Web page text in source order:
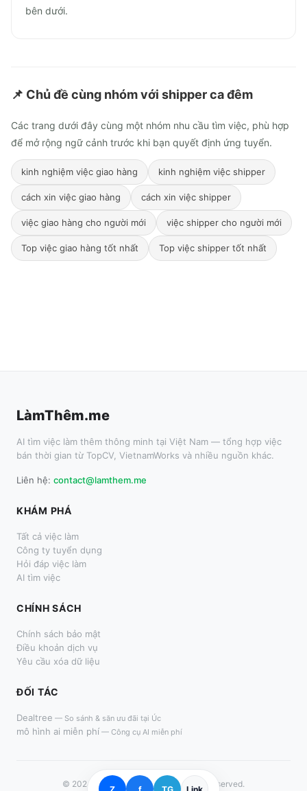
bên dưới.
📌 Chủ đề cùng nhóm với shipper ca đêm
Các trang dưới đây cùng một nhóm nhu cầu tìm việc, phù hợp
để mở rộng ngữ cảnh trước khi bạn quyết định ứng tuyển.
kinh nghiệm việc giao hàng kinh nghiệm việc shipper
cách xin việc giao hàng cách xin việc shipper
việc giao hàng cho người mới việc shipper cho người mới
Top việc giao hàng tốt nhất Top việc shipper tốt nhất
Z f TG Link
LàmThêm.me
AI tìm việc làm thêm thông minh tại Việt Nam — tổng hợp việc
bán thời gian từ TopCV, VietnamWorks và nhiều nguồn khác.
Liên hệ: contact@lamthem.me
KHÁM PHÁ
Tất cả việc làm
Công ty tuyển dụng
Hỏi đáp việc làm
AI tìm việc
CHÍNH SÁCH
Chính sách bảo mật
Điều khoản dịch vụ
Yêu cầu xóa dữ liệu
ĐỐI TÁC
Dealtree — So sánh & săn ưu đãi tại Úc
mô hình ai miễn phí — Công cụ AI miễn phí
© 2024– 2026 LàmThêm.me. All rights reserved.